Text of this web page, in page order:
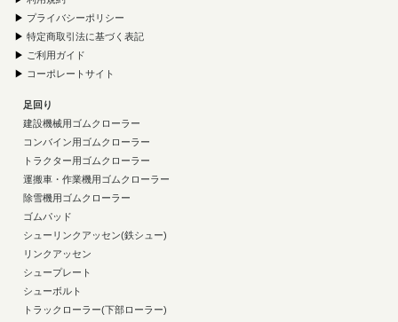
▶ プライバシーポリシー
▶ 特定商取引法に基づく表記
▶ ご利用ガイド
▶ コーポレートサイト
足回り
建設機械用ゴムクローラー
コンバイン用ゴムクローラー
トラクター用ゴムクローラー
運搬車・作業機用ゴムクローラー
除雪機用ゴムクローラー
ゴムパッド
シューリンクアッセン(鉄シュー)
リンクアッセン
シュープレート
シューボルト
トラックローラー(下部ローラー)